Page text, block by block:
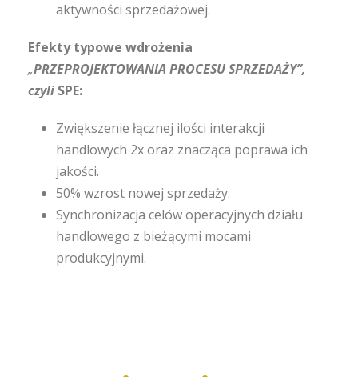
aktywności sprzedażowej.
Efekty typowe wdrożenia
„PRZEPROJEKTOWANIA PROCESU SPRZEDAŻY”,
czyli SPE:
Zwiększenie łącznej ilości interakcji
handlowych 2x oraz znacząca poprawa ich
jakości.
50% wzrost nowej sprzedaży.
Synchronizacja celów operacyjnych działu
handlowego z bieżącymi mocami
produkcyjnymi.